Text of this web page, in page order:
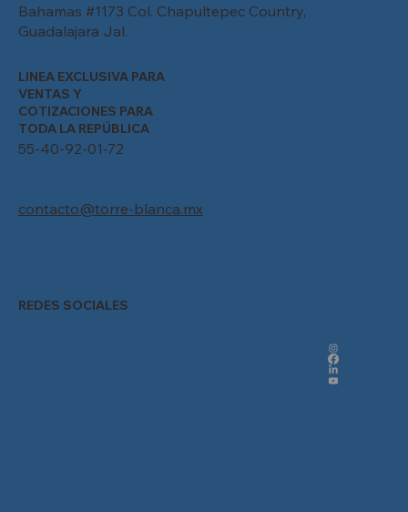
Bahamas #1173 Col. Chapultepec Country,
Guadalajara Jal.
LINEA EXCLUSIVA PARA
VENTAS Y
COTIZACIONES PARA
TODA LA REPÚBLICA
55-40-92-01-72
contacto@torre-blanca.mx
REDES SOCIALES